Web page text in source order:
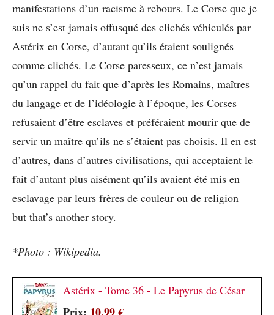
manifestations d’un racisme à rebours. Le Corse que je
suis ne s’est jamais offusqué des clichés véhiculés par
Astérix en Corse, d’autant qu’ils étaient soulignés
comme clichés. Le Corse paresseux, ce n’est jamais
qu’un rappel du fait que d’après les Romains, maîtres
du langage et de l’idéologie à l’époque, les Corses
refusaient d’être esclaves et préféraient mourir que de
servir un maître qu’ils ne s’étaient pas choisis. Il en est
d’autres, dans d’autres civilisations, qui acceptaient le
fait d’autant plus aisément qu’ils avaient été mis en
esclavage par leurs frères de couleur ou de religion —
but that’s another story.
*Photo : Wikipedia.
Astérix - Tome 36 - Le Papyrus de César
Prix: 10,99 €